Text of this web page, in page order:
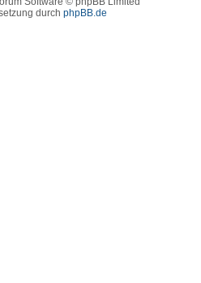
durch phpBB.de